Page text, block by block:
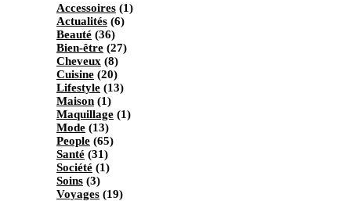
Accessoires (1)
Actualités (6)
Beauté (36)
Bien-être (27)
Cheveux (8)
Cuisine (20)
Lifestyle (13)
Maison (1)
Maquillage (1)
Mode (13)
People (65)
Santé (31)
Société (1)
Soins (3)
Voyages (19)